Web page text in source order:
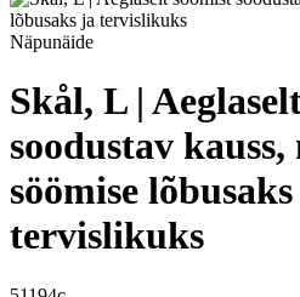
Näpunäide
Skål, L |
soodustav
söömise
tervislikuks